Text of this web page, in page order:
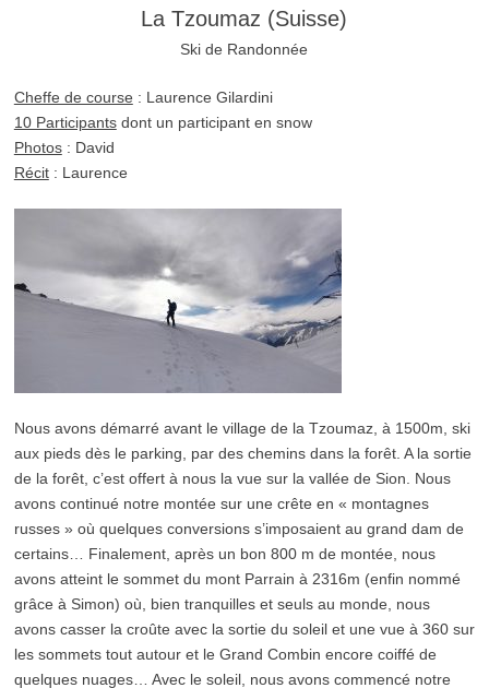
La Tzoumaz (Suisse)
Ski de Randonnée
Cheffe de course : Laurence Gilardini
10 Participantsdont un participant en snow
Photos: David
Récit: Laurence
Nous avons démarré avant le village de la Tzoumaz, à 1500m, ski
aux pieds dès le parking, par des chemins dans la forêt. A la sortie
de la forêt, c’est offert à nous la vue sur la vallée de Sion. Nous
avons continué notre montée sur une crête en « montagnes
russes » où quelques conversions s’imposaient au grand dam de
certains… Finalement, après un bon 800 m de montée, nous
avons atteint le sommet du mont Parrain à 2316m (enfin nommé
grâce à Simon) où, bien tranquilles et seuls au monde, nous
avons casser la croûte avec la sortie du soleil et une vue à 360 sur
les sommets tout autour et le Grand Combin encore coiffé de
quelques nuages… Avec le soleil, nous avons commencé notre